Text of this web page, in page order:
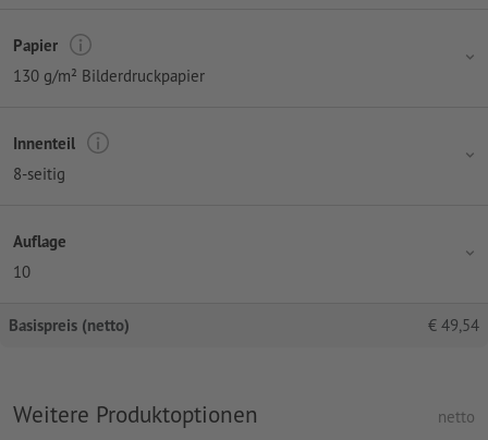
Papier
130 g/m² Bilderdruckpapier
Innenteil
8-seitig
Auflage
10
Basispreis (netto) € 49,54
Weitere Produktoptionen netto